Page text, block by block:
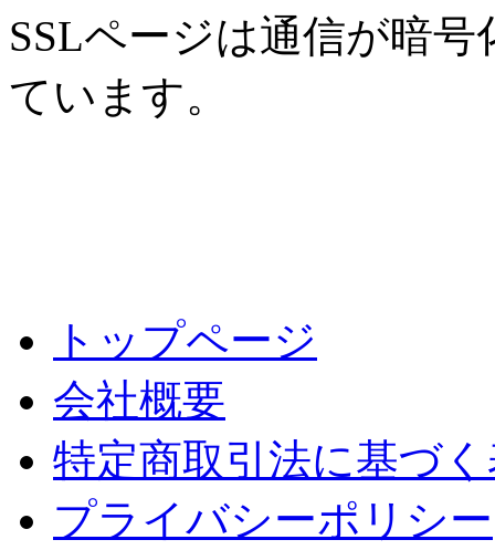
SSLページは通信が暗
ています。
トップページ
会社概要
特定商取引法に基づ
プライバシーポリシー